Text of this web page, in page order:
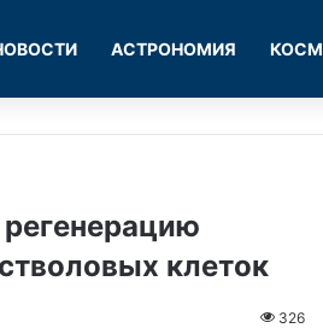
АСТРОНОМИЯ
клеток
326